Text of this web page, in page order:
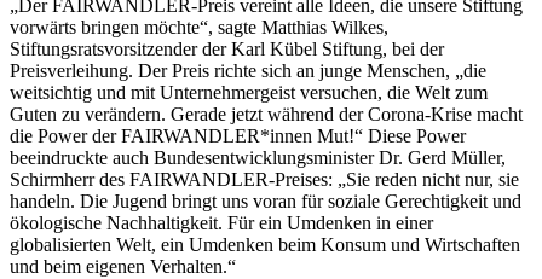
„Der FAIRWANDLER-Preis vereint alle Ideen, die unsere Stiftung
vorwärts bringen möchte“, sagte Matthias Wilkes,
Stiftungsratsvorsitzender der Karl Kübel Stiftung, bei der
Preisverleihung. Der Preis richte sich an junge Menschen, „die
weitsichtig und mit Unternehmergeist versuchen, die Welt zum
Guten zu verändern. Gerade jetzt während der Corona-Krise macht
die Power der FAIRWANDLER*innen Mut!“ Diese Power
beeindruckte auch Bundesentwicklungsminister Dr. Gerd Müller,
Schirmherr des FAIRWANDLER-Preises: „Sie reden nicht nur, sie
handeln. Die Jugend bringt uns voran für soziale Gerechtigkeit und
ökologische Nachhaltigkeit. Für ein Umdenken in einer
globalisierten Welt, ein Umdenken beim Konsum und Wirtschaften
und beim eigenen Verhalten.“